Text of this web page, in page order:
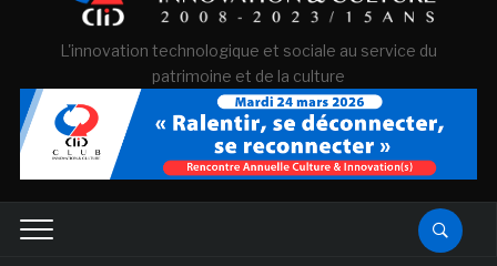
L'innovation technologique et sociale au service du
patrimoine et de la culture